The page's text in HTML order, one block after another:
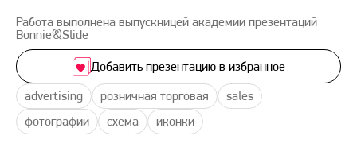
Работа выполнена выпускницей академии презентаций
Bonnie&Slide
advertising розничная торговая
sales
фотографии
схема иконки
Добавить презентацию в избранное